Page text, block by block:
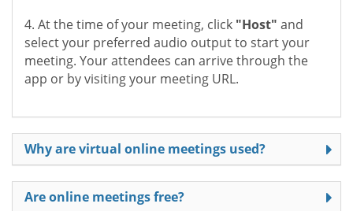
4. At the time of your meeting, click "Host" and
select your preferred audio output to start your
meeting. Your attendees can arrive through the
app or by visiting your meeting URL.
Why are virtual online meetings used?
Are online meetings free?